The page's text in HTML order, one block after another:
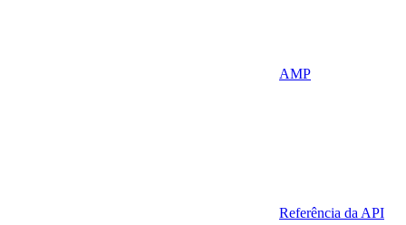
AMP
Referência da API